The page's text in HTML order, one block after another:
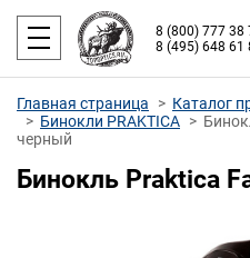
8 (800) 777 38
8 (495) 648 61
Главная страница Каталог
Бинокли PRAKTICA
черный
Бинокль Praktica